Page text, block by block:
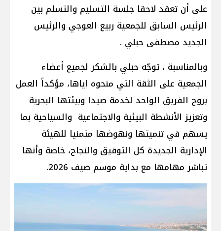
على أن تعقد لاحقا جلسة التسليم والتسلم بين
الرئيس السابق للجمعية ربيع العوجي والرئيس
الجديد مصطفى حبلي .
وبالمناسبة ، توجّه حبلي بالشكر لجميع أعضاء
الجمعية على الثقة التي منحوه اياها، مؤكداً العمل
بروح الفريق الواحد لخدمة صيدا وبيئتها البحرية
وتعزيز الأنشطة البيئية والاجتماعية والسياحية بما
يسهم في تنميتها ونهوضها متمنيا للهيئة
الإدارية الجديدة كل التوفيق والنجاح، خاصة وأنها
تباشر مهامها مع بداية موسم صيف 2026.